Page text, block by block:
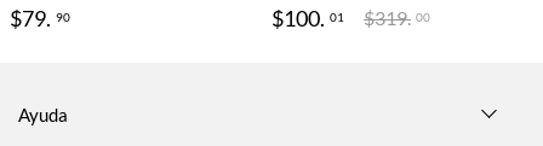
$79. 90 $100. 01 $319. 00
Ayuda